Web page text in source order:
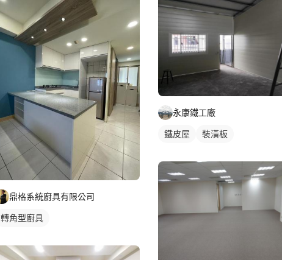
鼎格系統廚具有限公司
轉角型廚具
永康鐵工廠
鐵皮屋 裝潢板